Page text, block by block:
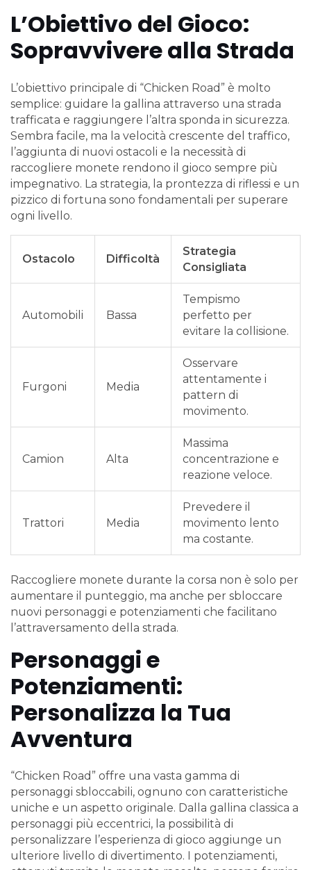
L’Obiettivo del Gioco:
Sopravvivere alla Strada
L’obiettivo principale di “Chicken Road” è molto
semplice: guidare la gallina attraverso una strada
trafficata e raggiungere l’altra sponda in sicurezza.
Sembra facile, ma la velocità crescente del traffico,
l’aggiunta di nuovi ostacoli e la necessità di
raccogliere monete rendono il gioco sempre più
impegnativo. La strategia, la prontezza di riflessi e un
pizzico di fortuna sono fondamentali per superare
ogni livello.
Ostacolo Difficoltà
Strategia
Consigliata
Automobili Bassa
Tempismo
perfetto per
evitare la collisione.
Furgoni Media
Osservare
attentamente i
pattern di
movimento.
Camion Alta
Massima
concentrazione e
reazione veloce.
Trattori Media
Prevedere il
movimento lento
ma costante.
Raccogliere monete durante la corsa non è solo per
aumentare il punteggio, ma anche per sbloccare
nuovi personaggi e potenziamenti che facilitano
l’attraversamento della strada.
Personaggi e
Potenziamenti:
Personalizza la Tua
Avventura
“Chicken Road” offre una vasta gamma di
personaggi sbloccabili, ognuno con caratteristiche
uniche e un aspetto originale. Dalla gallina classica a
personaggi più eccentrici, la possibilità di
personalizzare l’esperienza di gioco aggiunge un
ulteriore livello di divertimento. I potenziamenti,